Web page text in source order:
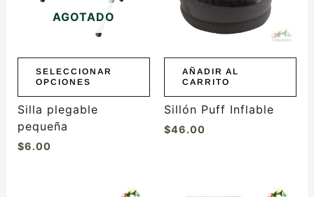
AGOTADO
SELECCIONAR
OPCIONES
opciones
elegir
la
página
de
producto
Silla plegable
pequeña
$6.00
AÑADIR AL
CARRITO
Sillón Puff Inflable
$46.00